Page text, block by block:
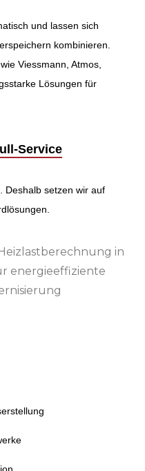
und lassen sich
kombinieren.
Viessmann, Atmos,
Lösungen für
Service
Deshalb setzen wir auf